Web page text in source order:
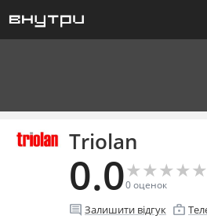
Triolan
0.0★
★★
★★
★★
★★
★
0оценок
comment Залишити відгук enterprise